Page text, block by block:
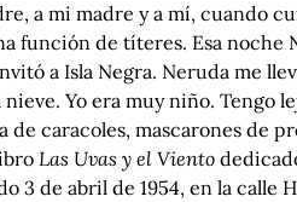
a mi madre y a mí, cuando
función de títeres. Esa noche
a Isla Negra. Neruda me
Yo era muy niño. Tengo
caracoles, mascarones de
Las Uvas y el Viento
3 de abril de 1954, en la calle